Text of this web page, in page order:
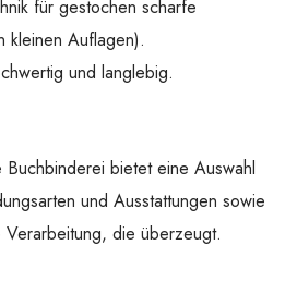
für gestochen scharfe
kleinen Auflagen).
und langlebig.
Buchbinderei bietet eine Auswahl
und Ausstattungen sowie
die überzeugt.